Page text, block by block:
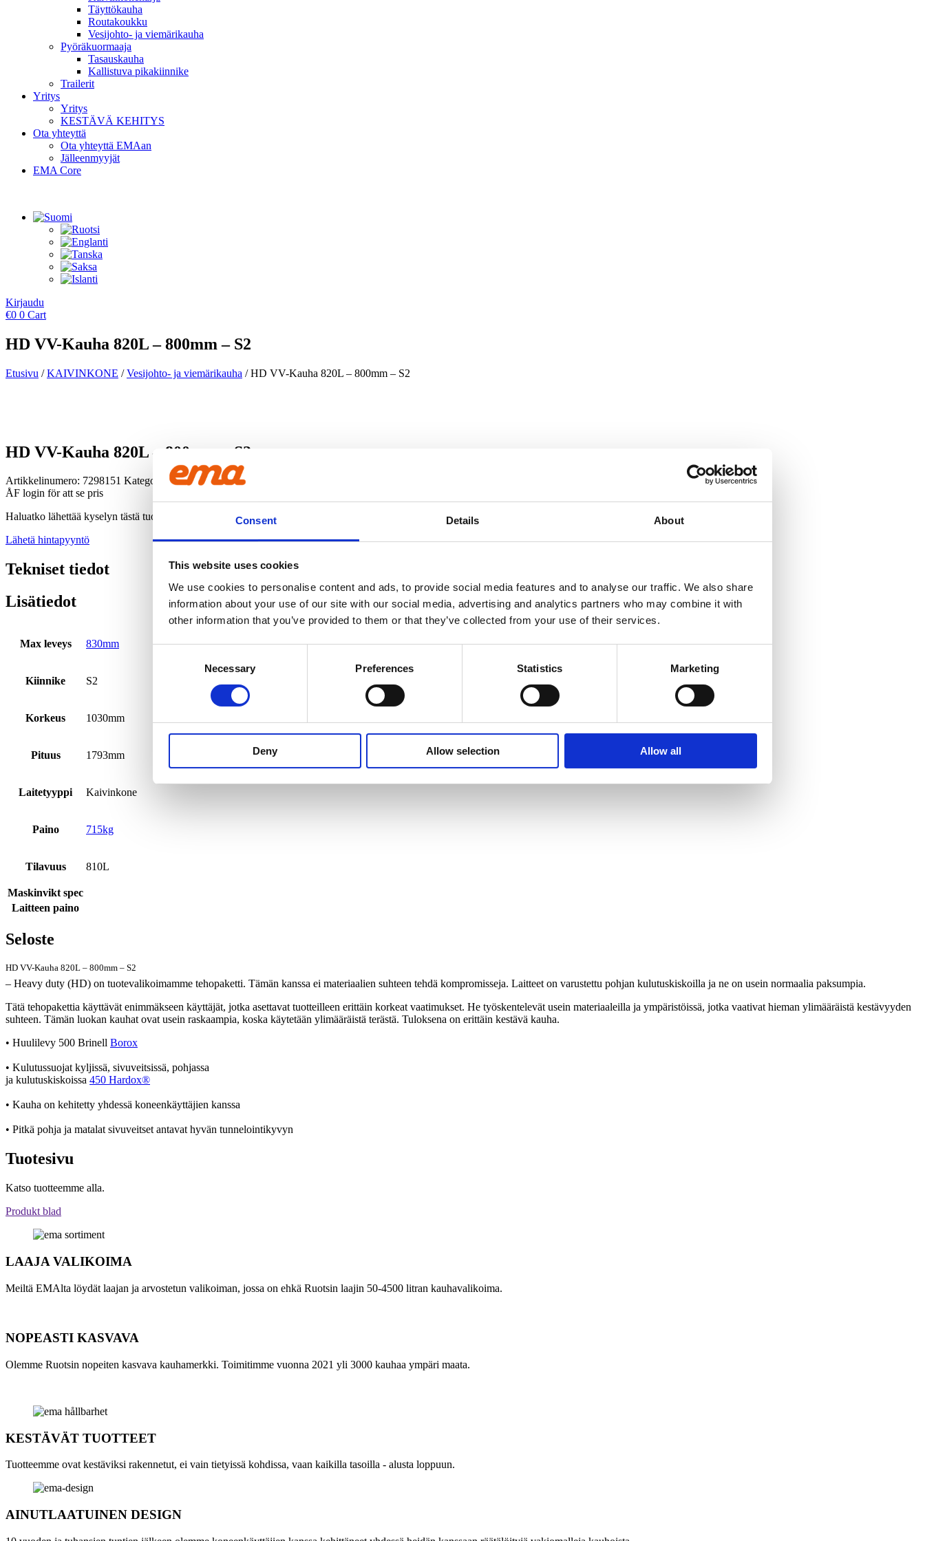
Consent Details About
This website uses cookies
We use cookies to personalise content and ads, to provide social media features and to analyse our traffic. We also share
information about your use of our site with our social media, advertising and analytics partners who may combine it with
other information that you’ve provided to them or that they’ve collected from your use of their services.
Necessary Preferences Statistics Marketing
Deny Allow selection Allow all
Täyttökauha
Routakoukku
Vesijohto- ja viemärikauha
Pyöräkuormaaja
Tasauskauha
Kallistuva pikakiinnike
Trailerit
Yritys
Yritys
KESTÄVÄ KEHITYS
Ota yhteyttä
Ota yhteyttä EMAan
Jälleenmyyjät
EMA Core
Kirjaudu
€0 0 Cart
HD VV-Kauha 820L – 800mm – S2
Etusivu /KAIVINKONE /Vesijohto- ja viemärikauha / HD VV-Kauha 820L – 800mm – S2
HD VV-Kauha 820L – 800mm – S2
Artikkelinumero: 7298151 Kategoria:Vesijohto- ja viemärikauha
ÅF login för att se pris
Haluatko lähettää kyselyn tästä tuotteesta?
Lähetä hintapyyntö
Tekniset tiedot
Lisätiedot
Max leveys 830mm
Kiinnike S2
Korkeus 1030mm
Pituus 1793mm
Laitetyyppi Kaivinkone
Paino 715kg
Tilavuus 810L
Maskinvikt spec
Laitteen paino
Seloste
HD VV-Kauha 820L – 800mm – S2
– Heavy duty (HD) on tuotevalikoimamme tehopaketti. Tämän kanssa ei materiaalien suhteen tehdä kompromisseja. Laitteet on varustettu pohjan kulutuskiskoilla ja ne on usein normaalia paksumpia.
Tätä tehopakettia käyttävät enimmäkseen käyttäjät, jotka asettavat tuotteilleen erittäin korkeat vaatimukset. He työskentelevät usein materiaaleilla ja ympäristöissä, jotka vaativat hieman ylimääräistä kestävyyden
suhteen. Tämän luokan kauhat ovat usein raskaampia, koska käytetään ylimääräistä terästä. Tuloksena on erittäin kestävä kauha.
• Huulilevy 500 Brinell Borox
• Kulutussuojat kyljissä, sivuveitsissä, pohjassa
ja kulutuskiskoissa 450 Hardox®
• Kauha on kehitetty yhdessä koneenkäyttäjien kanssa
• Pitkä pohja ja matalat sivuveitset antavat hyvän tunnelointikyvyn
Tuotesivu
Katso tuotteemme alla.
Produkt blad
LAAJA VALIKOIMA
Meiltä EMAlta löydät laajan ja arvostetun valikoiman, jossa on ehkä Ruotsin laajin 50-4500 litran kauhavalikoima.
NOPEASTI KASVAVA
Olemme Ruotsin nopeiten kasvava kauhamerkki. Toimitimme vuonna 2021 yli 3000 kauhaa ympäri maata.
KESTÄVÄT TUOTTEET
Tuotteemme ovat kestäviksi rakennetut, ei vain tietyissä kohdissa, vaan kaikilla tasoilla - alusta loppuun.
AINUTLAATUINEN DESIGN